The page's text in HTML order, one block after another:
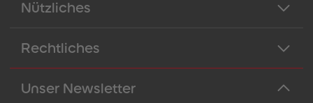
Nützliches
Rechtliches
Unser Newsletter